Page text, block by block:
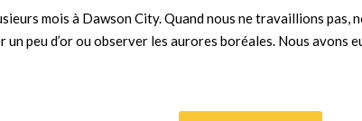
mois à Dawson City. Quand nous ne travaillions
peu d’or ou observer les aurores boréales. Nous avons